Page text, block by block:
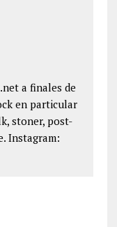
a finales de
en particular
stoner, post-
Instagram: